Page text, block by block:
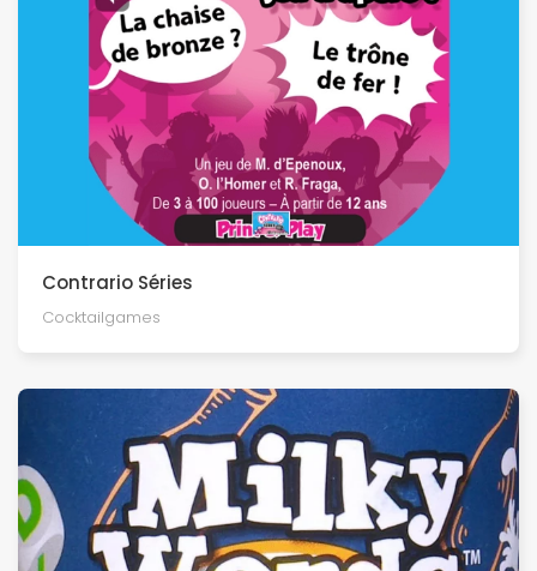
Contrario Séries
Cocktailgames